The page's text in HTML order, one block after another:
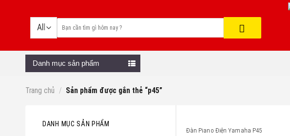
Danh mục sản phẩm
Trang chủ / Sản phẩm được gắn thẻ “p45”
DANH MỤC SẢN PHẨM
Đàn Piano Điện Yamaha P45